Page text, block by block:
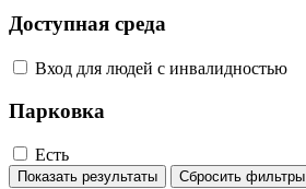
Доступная среда
Вход для людей с инвалидностью
Парковка
Есть
Показать результаты Сбросить фильтры